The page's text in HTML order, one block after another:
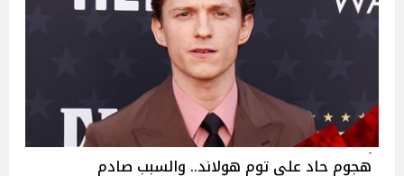
هجوم حاد على توم هولاند.. والسبب صادم